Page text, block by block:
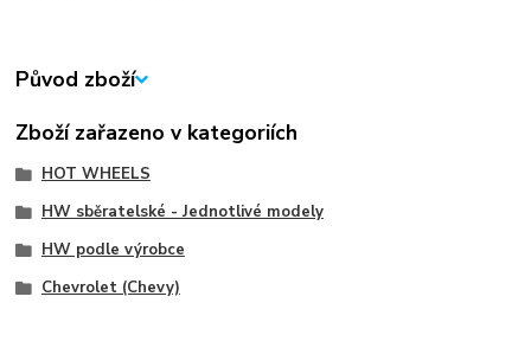
Původ zboží
Zboží zařazeno v kategoriích
HOT WHEELS
HW sběratelské - Jednotlivé modely
HW podle výrobce
Chevrolet (Chevy)